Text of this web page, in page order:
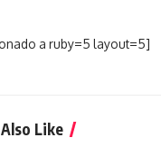
a ruby=5 layout=5]
Like